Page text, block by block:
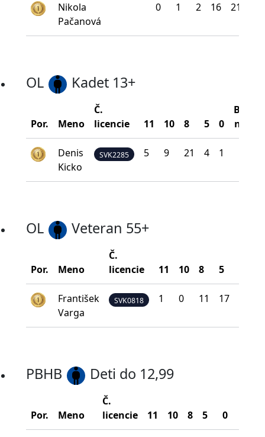
Nikola
Pačanová
0 1 2 16 21
OL Kadet 13+
Por. Meno
Č.
licencie
11 10 8 5 0
Bodov
na šíp
Denis
Kicko
SVK2285 5 9 21 4 1
OL Veteran 55+
Por. Meno
Č.
licencie
11 10 8 5
František
Varga
SVK0818 1 0 11 17
PBHB Deti do 12,99
Por. Meno
Č.
licencie
11 10 8 5 0